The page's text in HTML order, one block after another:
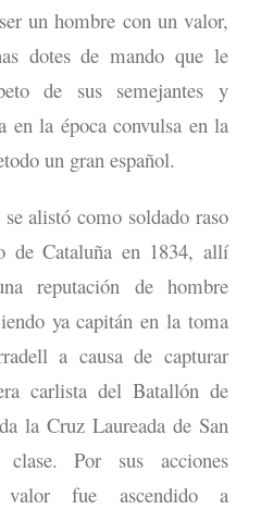
un hombre con un valor,
dotes de mando que le
de sus semejantes y
en la época convulsa en la
un gran español.
alistó como soldado raso
de Cataluña en 1834, allí
reputación de hombre
ya capitán en la toma
a causa de capturar
carlista del Batallón de
la Cruz Laureada de San
Por sus acciones
valor fue ascendido a